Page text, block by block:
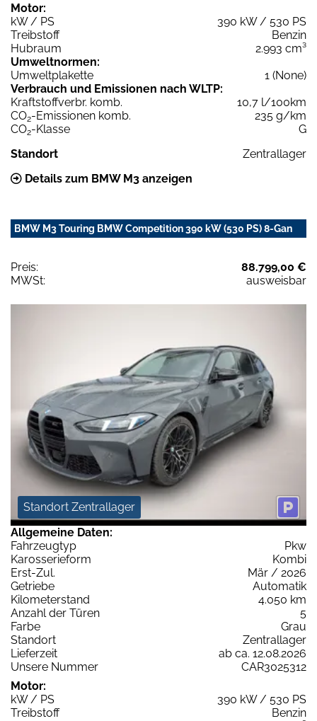
Motor:
kW / PS
390 kW / 530 PS
Treibstoff
Benzin
Hubraum
2.993 cm³
Umweltnormen:
Umweltplakette
1 (None)
Verbrauch und Emissionen nach WLTP:
Kraftstoffverbr. komb.
10,7 l/100km
CO2-Emissionen komb.
235 g/km
CO2-Klasse
G
Standort
Zentrallager
Details zum BMW M3 anzeigen
BMW M3 Touring BMW Competition 390 kW (530 PS) 8-Gan
Preis:
88.799,00 €
MWSt:
ausweisbar
Standort Zentrallager
Allgemeine Daten:
Fahrzeugtyp
Pkw
Karosserieform
Kombi
Erst-Zul.
Mär / 2026
Getriebe
Automatik
Kilometerstand
4.050 km
Anzahl der Türen
5
Farbe
Grau
Standort
Zentrallager
Lieferzeit
ab ca. 12.08.2026
Unsere Nummer
CAR3025312
Motor:
kW / PS
390 kW / 530 PS
Treibstoff
Benzin